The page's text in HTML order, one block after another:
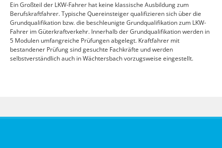
Ein Großteil der LKW-Fahrer hat keine klassische Ausbildung zum
Berufskraftfahrer. Typische Quereinsteiger qualifizieren sich über die
Grundqualifikation bzw. die beschleunigte Grundqualifikation zum LKW-
Fahrer im Güterkraftverkehr. Innerhalb der Grundqualifikation werden in
5 Modulen umfangreiche Prüfungen abgelegt. Kraftfahrer mit
bestandener Prüfung sind gesuchte Fachkräfte und werden
selbstverständlich auch in Wächtersbach vorzugsweise eingestellt.